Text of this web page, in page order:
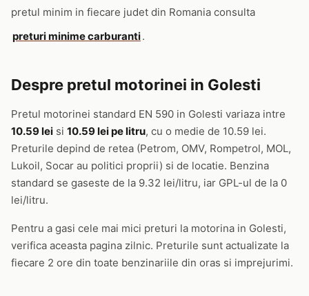
pretul minim in fiecare judet din Romania consulta
preturi minime carburanti.
Despre pretul motorinei in Golesti
Pretul motorinei standard EN 590 in Golesti variaza intre
10.59 lei si 10.59 lei pe litru, cu o medie de 10.59 lei.
Preturile depind de retea (Petrom, OMV, Rompetrol, MOL,
Lukoil, Socar au politici proprii) si de locatie. Benzina
standard se gaseste de la 9.32 lei/litru, iar GPL-ul de la 0
lei/litru.
Pentru a gasi cele mai mici preturi la motorina in Golesti,
verifica aceasta pagina zilnic. Preturile sunt actualizate la
fiecare 2 ore din toate benzinariile din oras si imprejurimi.